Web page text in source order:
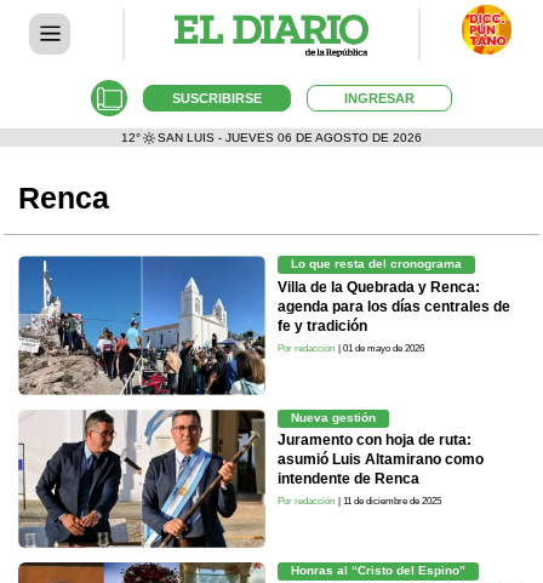
SUSCRIBIRSE INGRESAR
12° SAN LUIS - JUEVES 06 DE AGOSTO DE 2026
Renca
Lo que resta del cronograma
Villa de la Quebrada y Renca:
agenda para los días centrales de
fe y tradición
Por redacción | 01 de mayo de 2026
Nueva gestión
Juramento con hoja de ruta:
asumió Luis Altamirano como
intendente de Renca
Por redacción | 11 de diciembre de 2025
Honras al “Cristo del Espino”